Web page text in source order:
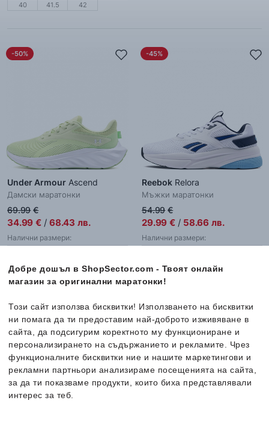
Добре дошъл в ShopSector.com - Твоят онлайн
магазин за оригинални маратонки!
Този сайт използва бисквитки! Използването на бисквитки
ни помага да ти предоставим най-доброто изживяване в
сайта, да подсигурим коректното му функциониране и
персонализирането на съдържанието и рекламите. Чрез
функционалните бисквитки ние и нашите маркетингови и
рекламни партньори анализираме посещенията на сайта,
за да ти показваме продукти, които биха представлявали
интерес за теб.
40
41.5 42
-50%
Under Armour Ascend
Дамски маратонки
69.99 €
34.99 € / 68.43 лв.
Налични размери:
-45%
Reebok Relora
Мъжки маратонки
54.99 €
29.99 € / 58.66 лв.
Налични размери:
-45%